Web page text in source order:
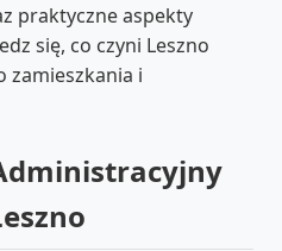
praktyczne aspekty
się, co czyni Leszno
zamieszkania i